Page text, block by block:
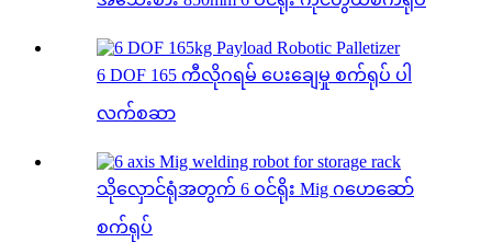
6 DOF 165 ကီလိုဂရမ် ပေးချေမှု စက်ရုပ် ပါ
လက်စဆာ
သိုလှောင်ရုံအတွက် 6 ဝင်ရိုး Mig ဂဟေဆော်
စက်ရုပ်